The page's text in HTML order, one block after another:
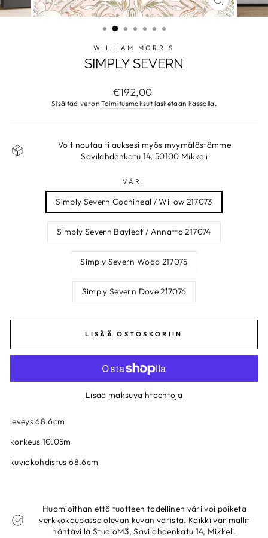
SULJE
WILLIAM MORRIS
SIMPLY SEVERN
Normaalihinta
€192,00
Sisältää veronToimitusmaksut lasketaan kassalla.
Voit noutaa tilauksesi myös myymälästämme
Savilahdenkatu 14, 50100 Mikkeli
VÄRI
Simply Severn Cochineal / Willow 217073
Simply Severn Bayleaf / Annatto 217074
Simply Severn Woad 217075
Simply Severn Dove 217076
LISÄÄ OSTOSKORIIN
Lisää maksuvaihtoehtoja
leveys 68.6cm
korkeus 10.05m
kuviokohdistus 68.6cm
Huomioithan että tuotteen todellinen väri voi poiketa
verkkokaupassa olevan kuvan väristä. Kaikki värimallit
nähtävillä StudioM3, Savilahdenkatu 14, Mikkeli.